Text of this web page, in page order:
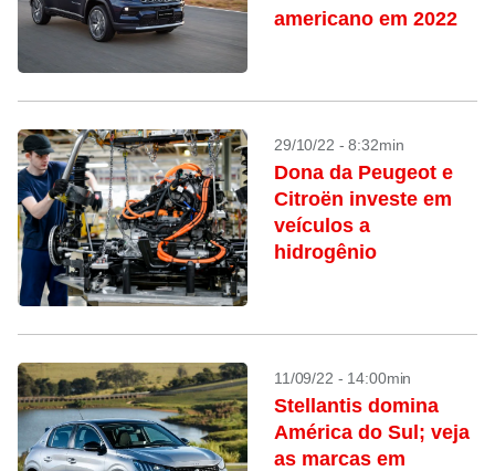
americano em 2022
29/10/22 - 8:32min
Dona da Peugeot e
Citroën investe em
veículos a
hidrogênio
11/09/22 - 14:00min
Stellantis domina
América do Sul; veja
as marcas em